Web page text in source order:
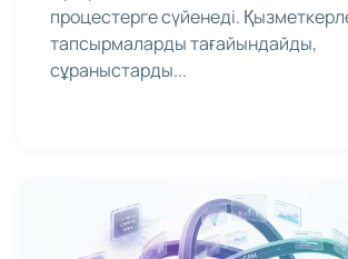
Әрбір табысты бизнес жүздеген
процестерге сүйенеді.
тапсырмаларды тағайындайды,